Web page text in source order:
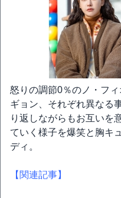
怒りの調節0％のノ・フ
ギョン、それぞれ異なる
り返しながらもお互いを
ていく様子を爆笑と胸キ
ディ。
【関連記事】